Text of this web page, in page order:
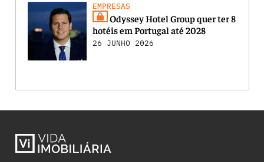
EMPRESAS
Odyssey Hotel Group quer ter 8
hotéis em Portugal até 2028
26 JUNHO 2026